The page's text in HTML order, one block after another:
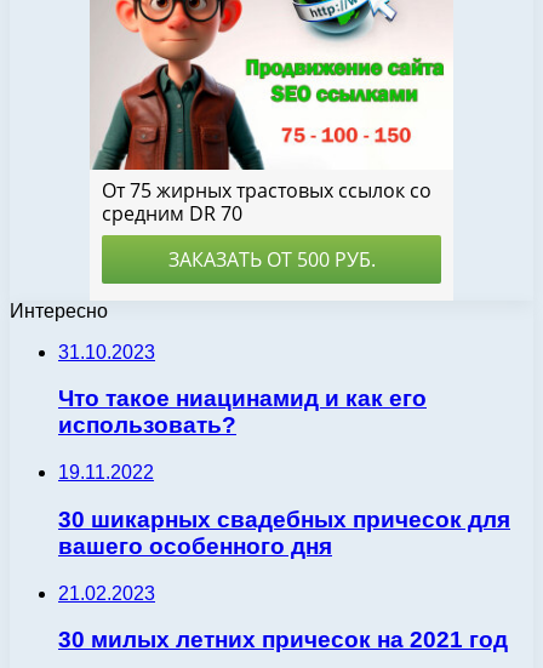
Интересно
31.10.2023
Что такое ниацинамид и как его
использовать?
19.11.2022
30 шикарных свадебных причесок для
вашего особенного дня
21.02.2023
30 милых летних причесок на 2021 год